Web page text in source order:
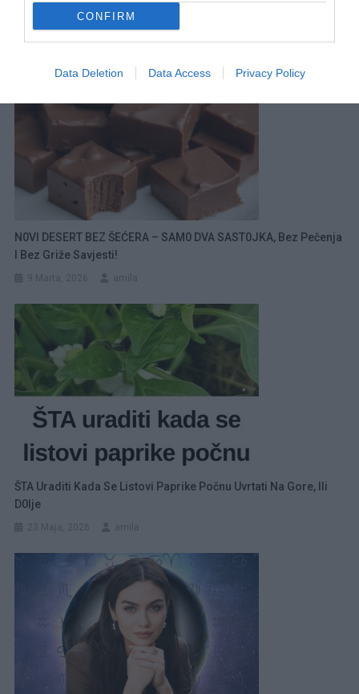
CONFIRM
Data Deletion Data Access Privacy Policy
RELATED POSTS
N0VI DESERT BEZ ŠEĆERA – SAM0 DVA SAST0JKA, Bez Pečenja
I Bez Griže Savjesti!
ŠTA Uraditi Kada Se Listovi Paprike Počnu Uvrtati Na Gore, Ili
D0lje